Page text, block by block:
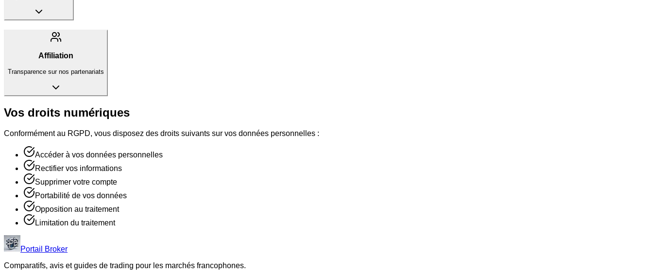
Affiliation
Transparence sur nos partenariats
Vos droits numériques
Conformément au RGPD, vous disposez des droits suivants sur vos données personnelles :
Accéder à vos données personnelles
Rectifier vos informations
Supprimer votre compte
Portabilité de vos données
Opposition au traitement
Limitation du traitement
Portail Broker
Comparatifs, avis et guides de trading pour les marchés francophones.